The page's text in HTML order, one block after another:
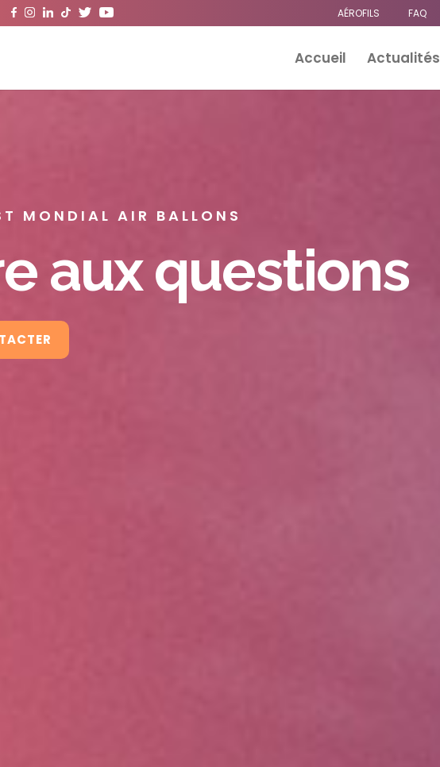
AÉROFILS FAQ
Accueil Actualités
MONDIAL AIR BALLONS
aux questions